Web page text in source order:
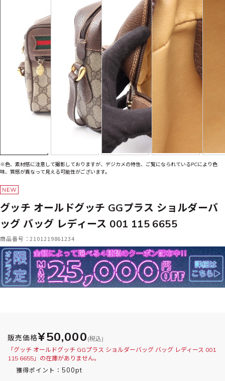
※色、素材感に注意して撮影しておりますが、デジカメの特性、ご覧になられているPCにより色
味、質感が異なって見える可能性がございます。
グッチ オールドグッチ GGプラス ショルダーバ
ッグ バッグ レディース 001 115 6655
商品番号：2101219861234
販売価格¥50,000 (税込)
「グッチ オールドグッチ GGプラス ショルダーバッグ バッグ レディース 001
115 6655」の在庫がありません。
獲得ポイント： 500pt